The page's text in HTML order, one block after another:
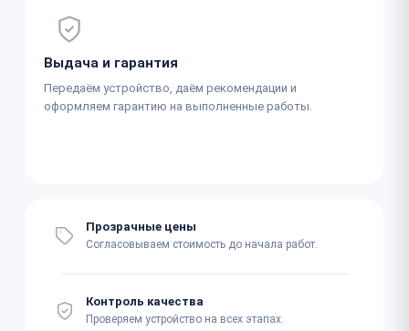
Выдача и гарантия
Передаём устройство, даём рекомендации и
оформляем гарантию на выполненные работы.
Прозрачные цены
Согласовываем стоимость до начала работ.
Контроль качества
Проверяем устройство на всех этапах.